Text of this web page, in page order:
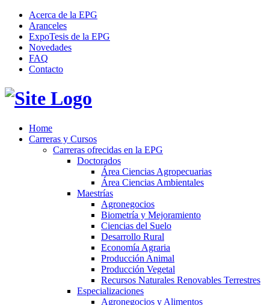
Acerca de la EPG
Aranceles
ExpoTesis de la EPG
Novedades
FAQ
Contacto
Home
Carreras y Cursos
Carreras ofrecidas en la EPG
Doctorados
Área Ciencias Agropecuarias
Área Ciencias Ambientales
Maestrías
Agronegocios
Biometría y Mejoramiento
Ciencias del Suelo
Desarrollo Rural
Economía Agraria
Producción Animal
Producción Vegetal
Recursos Naturales Renovables Terrestres
Especializaciones
Agronegocios y Alimentos